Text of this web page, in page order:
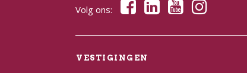
Volg ons:
VESTIGINGEN